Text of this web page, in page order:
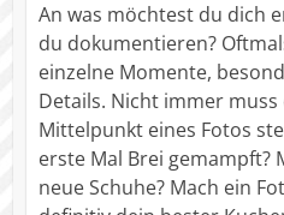
An was möchtest du dich
du dokumentieren?
einzelne Momente,
Details. Nicht immer muss
Mittelpunkt eines Fotos
erste Mal Brei gemampft?
neue Schuhe? Mach ein